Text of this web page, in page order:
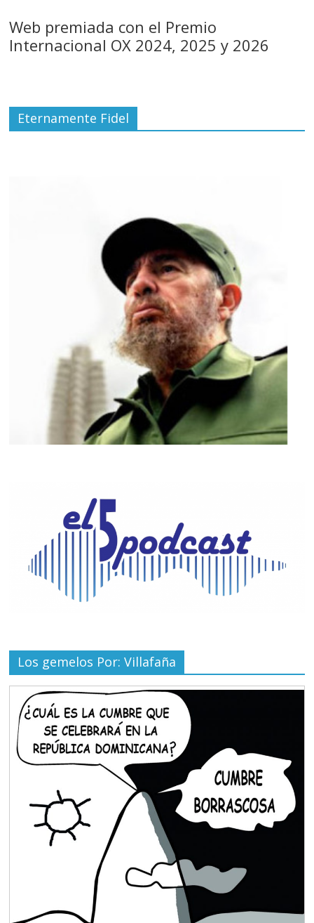
Web premiada con el Premio
Internacional OX 2024, 2025 y 2026
Eternamente Fidel
Los gemelos Por: Villafaña